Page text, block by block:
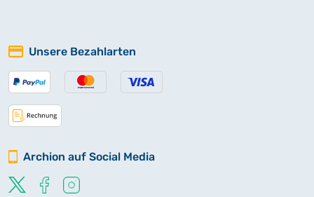
Unsere Bezahlarten
Archion auf Social Media